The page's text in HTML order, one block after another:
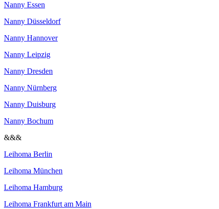
Nanny Essen
Nanny Düsseldorf
Nanny Hannover
Nanny Leipzig
Nanny Dresden
Nanny Nürnberg
Nanny Duisburg
Nanny Bochum
&&&
Leihoma Berlin
Leihoma München
Leihoma Hamburg
Leihoma Frankfurt am Main